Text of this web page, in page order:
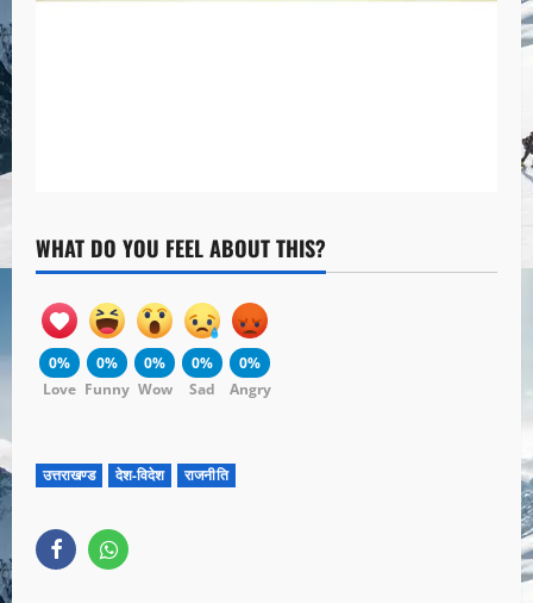
WHAT DO YOU FEEL ABOUT THIS?
0%
Love
0%
Funny
0%
Wow
0%
Sad
0%
Angry
उत्तराखण्ड देश-विदेश राजनीति